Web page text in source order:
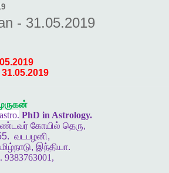
- 31.05.2019
31.05.2019
PhD in Astrology.
கோயில் தெரு,
வடபழனி,
, இந்தியா.
9383763001,